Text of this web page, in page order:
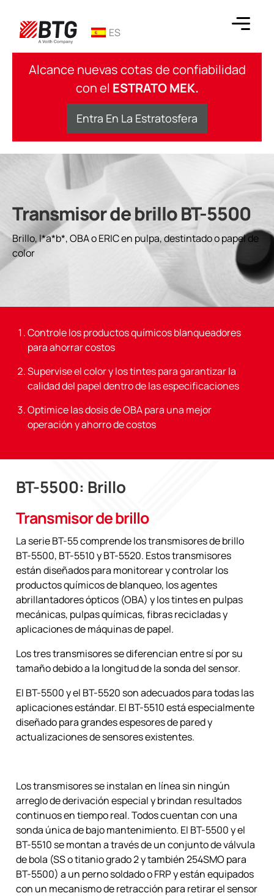
contenido
ES
Alcance nuevas cotas de confiabilidad
con el ESTRATO MEK.
Entra En La Estratosfera
Transmisor de brillo BT-5500
Brillo, l*a*b*, OBA o ERIC en pulpa, destintado o papel de
color
Controle los productos químicos blanqueadores
para ahorrar costos
Supervise el color y los tintes para garantizar la
calidad del papel dentro de las especificaciones
Optimice las dosis de OBA para una mejor
operación y ahorro de costos
BT-5500: Brillo
Transmisor de brillo
La serie BT-55 comprende los transmisores de brillo
BT-5500, BT-5510 y BT-5520. Estos transmisores
están diseñados para monitorear y controlar los
productos químicos de blanqueo, los agentes
abrillantadores ópticos (OBA) y los tintes en pulpas
mecánicas, pulpas químicas, fibras recicladas y
aplicaciones de máquinas de papel.
Los tres transmisores se diferencian entre sí por su
tamaño debido a la longitud de la sonda del sensor.
El BT-5500 y el BT-5520 son adecuados para todas las
aplicaciones estándar. El BT-5510 está especialmente
diseñado para grandes espesores de pared y
actualizaciones de sensores existentes.
Los transmisores se instalan en línea sin ningún
arreglo de derivación especial y brindan resultados
continuos en tiempo real. Todos cuentan con una
sonda única de bajo mantenimiento. El BT-5500 y el
BT-5510 se montan a través de un conjunto de válvula
de bola (SS o titanio grado 2 y también 254SMO para
BT-5500) a un perno soldado o FRP y están equipados
con un mecanismo de retracción para retirar el sensor